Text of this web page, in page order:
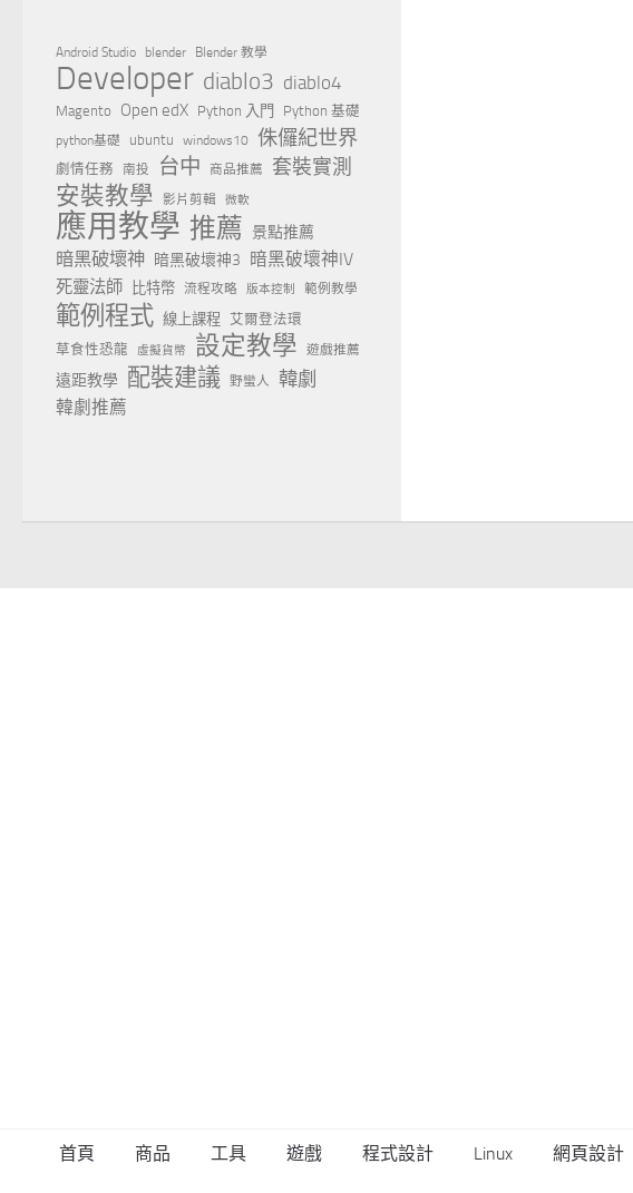
Android Studio blender Blender 教學
Developer diablo3 diablo4
Magento Open edX Python 入門 Python 基礎
python基礎 ubuntu windows10 侏儸紀世界
劇情任務 南投 台中 商品推薦 套裝實測
安裝教學 影片剪輯 微軟
應用教學 推薦 景點推薦
暗黑破壞神 暗黑破壞神3 暗黑破壞神IV
死靈法師 比特幣 流程攻略 版本控制 範例教學
範例程式 線上課程
艾爾登法環
草食性恐龍
虛擬貨幣 設定教學 遊戲推薦
遠距教學 配裝建議 野蠻人 韓劇
韓劇推薦
首頁 商品 工具 遊戲 程式設計 Linux 網頁設計